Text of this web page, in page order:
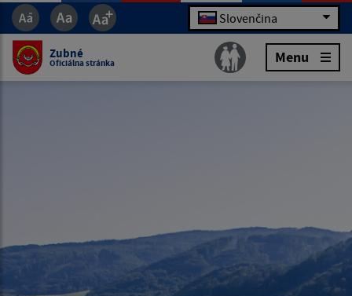
Slovenčina
Zubné
Oficiálna stránka Menu